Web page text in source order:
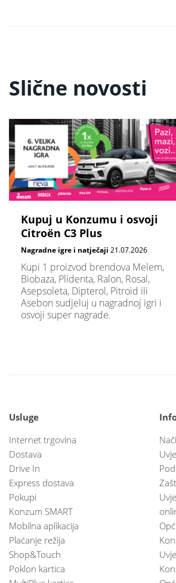
Slične novosti
Kupuj u Konzumu i osvoji
Citroën C3 Plus
Nagradne igre i natječaji 21.07.2026
Kupi 1 proizvod brendova Melem,
Biobaza, Plidenta, Ralon, Rosal,
Asepsoleta, Dipterol, Pitroid ili
Asebon sudjeluj u nagradnoj igri i
osvoji super nagrade.
Usluge
Internet trgovina
Dostava
Drive In
Express dostava
Pokupi
Konzum SMART
Mobilna aplikacija
Plaćanje režija
Shop&Touch
Poklon kartica